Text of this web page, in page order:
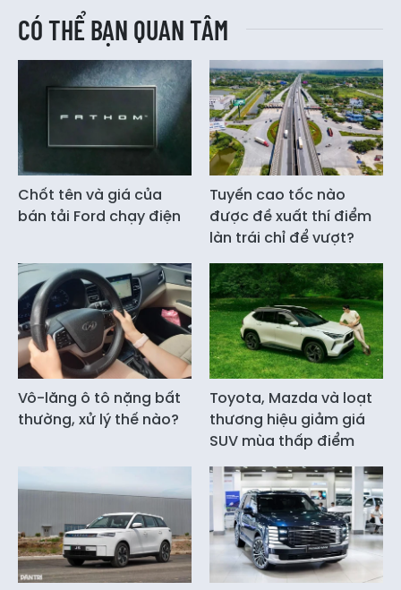
CÓ THỂ BẠN QUAN TÂM
Chốt tên và giá của
bán tải Ford chạy điện
Tuyến cao tốc nào
được đề xuất thí điểm
làn trái chỉ để vượt?
Vô-lăng ô tô nặng bất
thường, xử lý thế nào?
Toyota, Mazda và loạt
thương hiệu giảm giá
SUV mùa thấp điểm